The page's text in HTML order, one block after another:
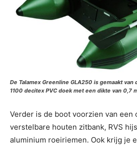
De Talamex Greenline GLA250 is gemaakt
1100 decitex PVC doek met een dikte van 0,7
Verder is de boot voorzien van een
verstelbare houten zitbank, RVS
aluminium roeiriemen. Ook krijg je